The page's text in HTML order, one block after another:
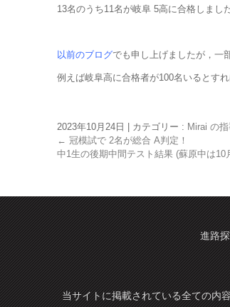
13名のうち11名が岐阜 5高に合格しまし
以前のブログでも申し上げましたが，一
例えば岐阜高に合格者が100名いるとす
2023年10月24日 カテゴリー : Mirai の
← 冠模試で 2名が総合 A判定！
中1生の後期中間テスト結果 (蘇原中は10
進路
当サイトに掲載されている全ての内